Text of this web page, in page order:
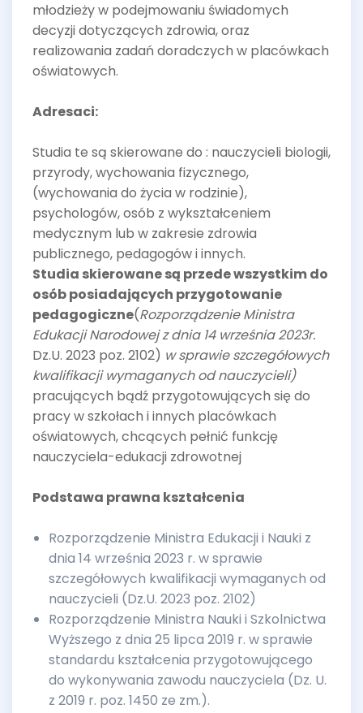
młodzieży w podejmowaniu świadomych
decyzji dotyczących zdrowia, oraz
realizowania zadań doradczych w placówkach
oświatowych.
Adresaci:
Studia te są skierowane do : nauczycieli biologii,
przyrody, wychowania fizycznego,
(wychowania do życia w rodzinie),
psychologów, osób z wykształceniem
medycznym lub w zakresie zdrowia
publicznego, pedagogów i innych.
Studia skierowane są przede wszystkim do
osób posiadających przygotowanie
pedagogiczne(Rozporządzenie Ministra
Edukacji Narodowej z dnia 14 września 2023r.
Dz.U. 2023 poz. 2102) w sprawie szczegółowych
kwalifikacji wymaganych od nauczycieli)
pracujących bądź przygotowujących się do
pracy w szkołach i innych placówkach
oświatowych, chcących pełnić funkcję
nauczyciela-edukacji zdrowotnej
Podstawa prawna kształcenia
Rozporządzenie Ministra Edukacji i Nauki z
dnia 14 września 2023 r. w sprawie
szczegółowych kwalifikacji wymaganych od
nauczycieli (Dz.U. 2023 poz. 2102)
Rozporządzenie Ministra Nauki i Szkolnictwa
Wyższego z dnia 25 lipca 2019 r. w sprawie
standardu kształcenia przygotowującego
do wykonywania zawodu nauczyciela (Dz. U.
z 2019 r. poz. 1450 ze zm.).